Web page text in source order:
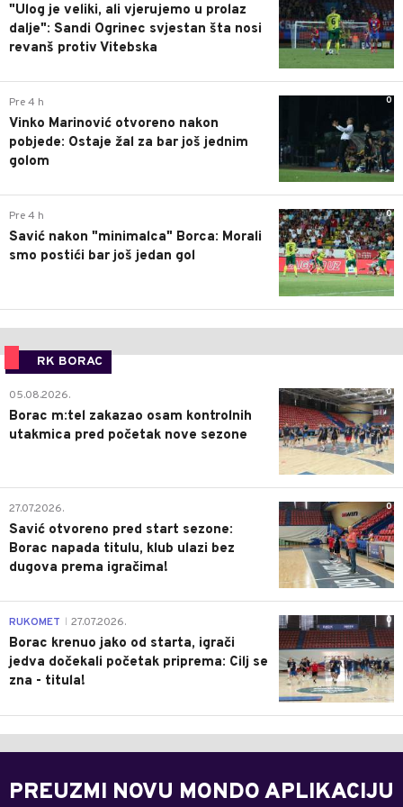
"Ulog je veliki, ali vjerujemo u prolaz
dalje": Sandi Ogrinec svjestan šta nosi
revanš protiv Vitebska
0
Pre 4 h
Vinko Marinović otvoreno nakon
pobjede: Ostaje žal za bar još jednim
golom
0
Pre 4 h
Savić nakon "minimalca" Borca: Morali
smo postići bar još jedan gol
RK BORAC
0
05.08.2026.
Borac m:tel zakazao osam kontrolnih
utakmica pred početak nove sezone
0
27.07.2026.
Savić otvoreno pred start sezone:
Borac napada titulu, klub ulazi bez
dugova prema igračima!
0
RUKOMET 27.07.2026.
Borac krenuo jako od starta, igrači
jedva dočekali početak priprema: Cilj se
zna - titula!
PREUZMI NOVU MONDO APLIKACIJU